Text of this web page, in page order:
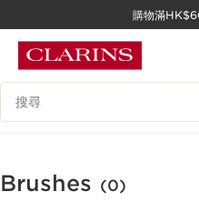
跳至內容
購物滿
搜尋內容說明
Brushes (0)